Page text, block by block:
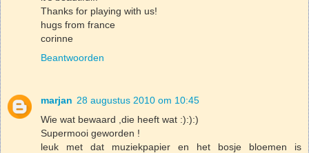
Thanks for playing with us!
hugs from france
corinne
Beantwoorden
marjan 28 augustus 2010 om 10:45
Wie wat bewaard ,die heeft wat :):):)
Supermooi geworden !
leuk met dat muziekpapier en het bosje bloemen is